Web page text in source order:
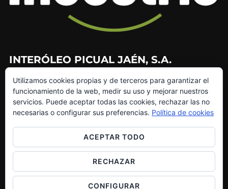
INTERÓLEO PICUAL JAÉN, S.A.
953 226 010
953 272 499
info@interoleo.com
canaldedenuncias@interoleo.com
Copyright © 2026 Grupo Interóleo
Utilizamos cookies propias y de terceros para garantizar el
funcionamiento de la web, medir su uso y mejorar nuestros
servicios. Puede aceptar todas las cookies, rechazar las no
necesarias o configurar sus preferencias. Política de cookies
ACEPTAR TODO
RECHAZAR
CONFIGURAR